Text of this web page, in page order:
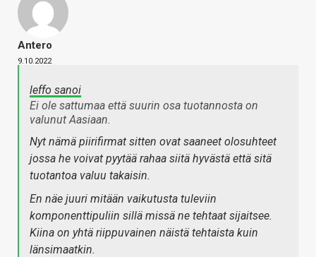
Antero
9.10.2022
leffo sanoi
Ei ole sattumaa että suurin osa tuotannosta on
valunut Aasiaan.
Nyt nämä piirifirmat sitten ovat saaneet olosuhteet
jossa he voivat pyytää rahaa siitä hyvästä että sitä
tuotantoa valuu takaisin.
En näe juuri mitään vaikutusta tuleviin
komponenttipuliin sillä missä ne tehtaat sijaitsee.
Kiina on yhtä riippuvainen näistä tehtaista kuin
länsimaatkin.